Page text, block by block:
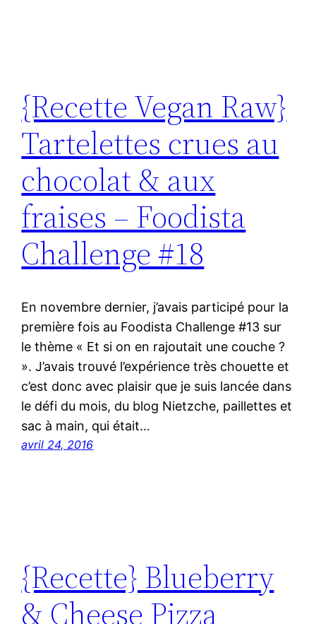
{Recette Vegan Raw}
Tartelettes crues au
chocolat & aux
fraises – Foodista
Challenge #18
En novembre dernier, j’avais participé pour la
première fois au Foodista Challenge #13 sur
le thème « Et si on en rajoutait une couche ?
». J’avais trouvé l’expérience très chouette et
c’est donc avec plaisir que je suis lancée dans
le défi du mois, du blog Nietzche, paillettes et
sac à main, qui était…
avril 24, 2016
{Recette} Blueberry
& Cheese Pizza